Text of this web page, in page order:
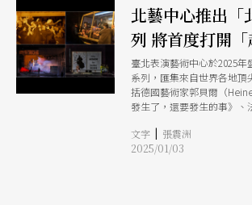
北藝中心推出「
列 將首度打開「
臺北表演藝術中心於2025年
系列，匯集來自世界各地頂
括德國藝術家郭貝爾（
發生了，還要發生的事》、
威廉．肯特里奇（William
知》、波蘭導演盧卡斯．塔
文字 | 張震洲
2025/01/03